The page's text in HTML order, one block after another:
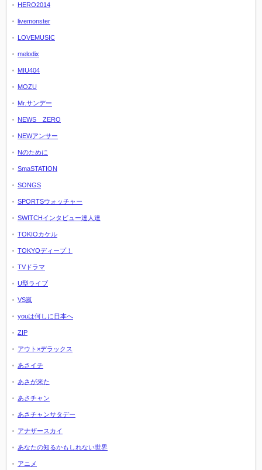
HERO2014
livemonster
LOVEMUSIC
melodix
MIU404
MOZU
Mr.サンデー
NEWS ZERO
NEWアンサー
Nのために
SmaSTATION
SONGS
SPORTSウォッチャー
SWITCHインタビュー達人達
TOKIOカケル
TOKYOディープ！
TVドラマ
U型ライブ
VS嵐
youは何しに日本へ
ZIP
アウト×デラックス
あさイチ
あさが来た
あさチャン
あさチャンサタデー
アナザースカイ
あなたの知るかもしれない世界
アニメ